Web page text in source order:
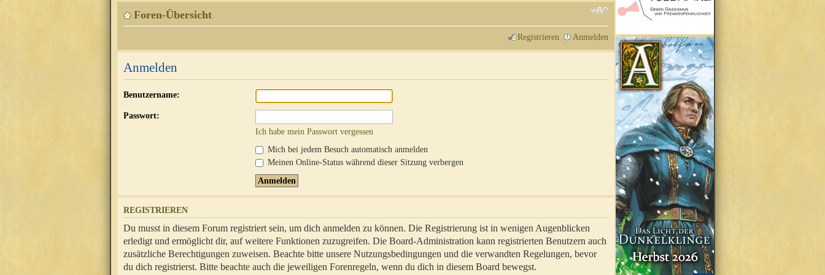
Foren-Übersicht
Registrieren Anmelden
Anmelden
Benutzername:
Passwort:
Ich habe mein Passwort vergessen
Mich bei jedem Besuch automatisch anmelden
Meinen Online-Status während dieser Sitzung verbergen
REGISTRIEREN
Du musst in diesem Forum registriert sein, um dich anmelden zu können. Die Registrierung ist in wenigen Augenblicken
erledigt und ermöglicht dir, auf weitere Funktionen zuzugreifen. Die Board-Administration kann registrierten Benutzern auch
zusätzliche Berechtigungen zuweisen. Beachte bitte unsere Nutzungsbedingungen und die verwandten Regelungen, bevor
du dich registrierst. Bitte beachte auch die jeweiligen Forenregeln, wenn du dich in diesem Board bewegst.